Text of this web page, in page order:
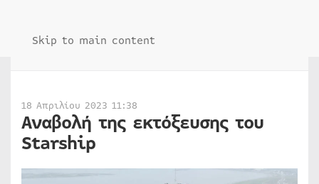
Skip to main content
18 Απριλίου 2023 11:38
Αναβολή της εκτόξευσης του
Starship